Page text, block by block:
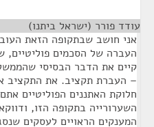
עודד פורר (ישראל ביתנו)
אני חושב שבתקופה הזאת
העברה של הסכמים פוליטיים,
קיים את הדבר הבסיסי
– העברת תקציב. את התקציב
חלוקת האתננים הפוליטיים
השערורייה בתקופה הזו,
המענקים הראויים לעסקים